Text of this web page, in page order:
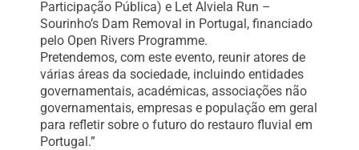
Participação Pública) e Let Alviela Run –
Sourinho’s Dam Removal in Portugal, financiado
pelo Open Rivers Programme.
Pretendemos, com este evento, reunir atores de
várias áreas da sociedade, incluindo entidades
governamentais, académicas, associações não
governamentais, empresas e população em geral
para refletir sobre o futuro do restauro fluvial em
Portugal.”